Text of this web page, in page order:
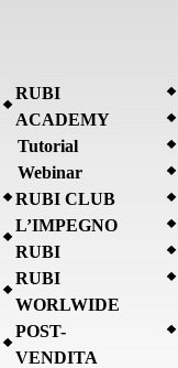
RUBI
ACADEMY
Tutorial
Webinar
RUBI CLUB
L’IMPEGNO
RUBI
RUBI
WORLWIDE
POST-
VENDITA